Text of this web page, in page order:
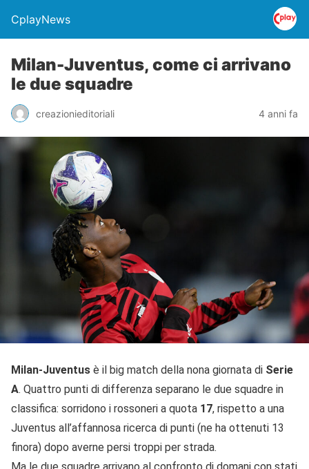
CplayNews
Milan-Juventus, come ci arrivano
le due squadre
creazionieditoriali 4 anni fa
Milan-Juventus è il big match della nona giornata di Serie
A. Quattro punti di differenza separano le due squadre in
classifica: sorridono i rossoneri a quota 17, rispetto a una
Juventus all’affannosa ricerca di punti (ne ha ottenuti 13
finora) dopo averne persi troppi per strada.